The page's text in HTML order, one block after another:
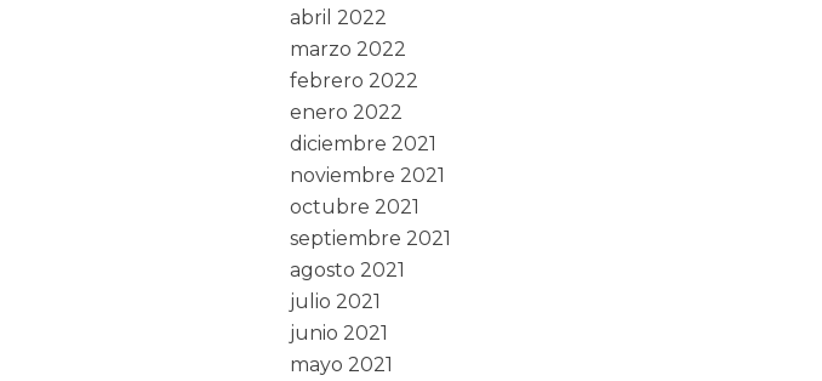
abril 2022
marzo 2022
febrero 2022
enero 2022
diciembre 2021
noviembre 2021
octubre 2021
septiembre 2021
agosto 2021
julio 2021
junio 2021
mayo 2021